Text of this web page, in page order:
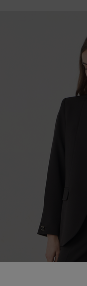
στη λίστα αγαπημένων